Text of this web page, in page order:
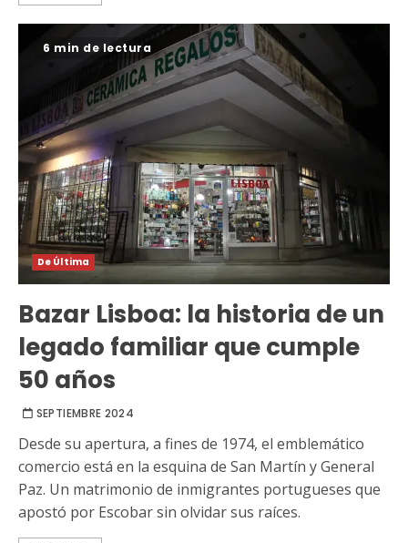
6 min de lectura
De Última
Bazar Lisboa: la historia de un
legado familiar que cumple
50 años
SEPTIEMBRE 2024
Desde su apertura, a fines de 1974, el emblemático
comercio está en la esquina de San Martín y General
Paz. Un matrimonio de inmigrantes portugueses que
apostó por Escobar sin olvidar sus raíces.